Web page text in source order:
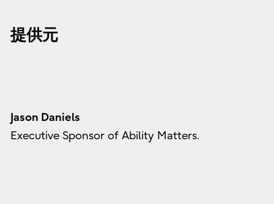
提供元
Jason Daniels
Executive Sponsor of Ability Matters.